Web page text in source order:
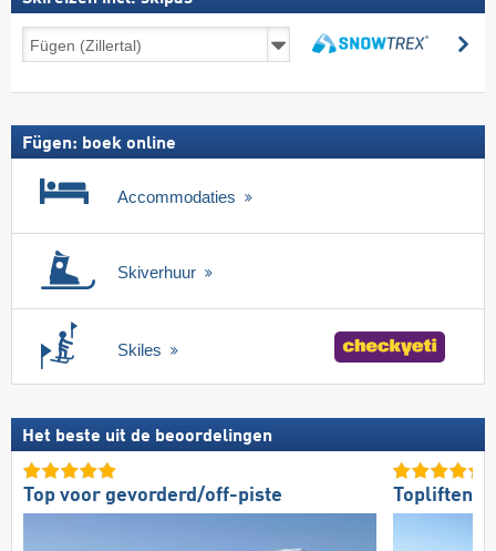
incl.
Fügen: boek online
Accommodaties
Skiverhuur
Skiles
Het beste uit de beoordelingen
Top voor gevorderd/off-piste Topliften